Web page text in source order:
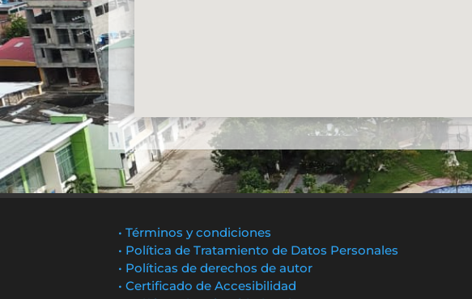
• Términos y condiciones
• Política de Tratamiento de Datos Personales
• Políticas de derechos de autor
• Certificado de Accesibilidad